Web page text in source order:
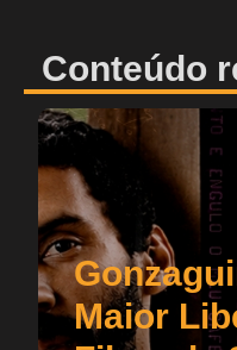
Conteúdo
Maior